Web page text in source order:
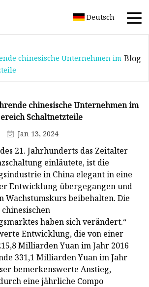
Deutsch
chinesische Unternehmen im Blog
chinesische Unternehmen im
Schaltnetzteile
Jan 13, 2024
21. Jahrhunderts das Zeitalter
einläutete, ist die
in China elegant in eine
Entwicklung übergegangen und
Wachstumskurs beibehalten. Die
haben sich verändert.“
Entwicklung, die von einer
Milliarden Yuan im Jahr 2016
331,1 Milliarden Yuan im Jahr
bemerkenswerte Anstieg,
eine jährliche Compo